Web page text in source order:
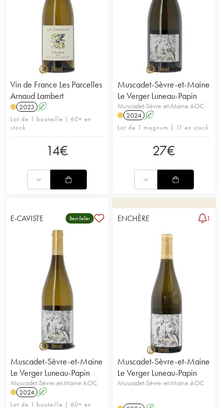
Vin de France Les Parcelles
Arnaud Lambert
2023 A
Lot de 1 bouteille | 60+ en
stock
14€
Muscadet-Sèvre-et-Maine
Le Verger Luneau-Papin
Muscadet-Sèvre-et-Maine AOC
2024 A
Lot de 1 magnum | 11 en stock
27€
E-CAVISTE Best-Seller
Muscadet-Sèvre-et-Maine
Le Verger Luneau-Papin
Muscadet-Sèvre-et-Maine AOC
2024 A
Lot de 1 bouteille | 60+ en
ENCHÈRE 1
Muscadet-Sèvre-et-Maine
Le Verger Luneau-Papin
Muscadet-Sèvre-et-Maine AOC